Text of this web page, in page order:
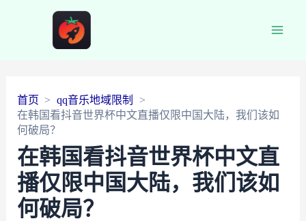
首页
qq音乐地域限制
在韩国看抖音世界杯中文直播仅限中国大陆，我们该如
何破局？
在韩国看抖音世界杯中文直
播仅限中国大陆，我们该如
何破局？